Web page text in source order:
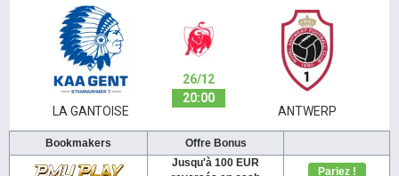
LA GANTOISE
26/12
20:00
ANTWERP